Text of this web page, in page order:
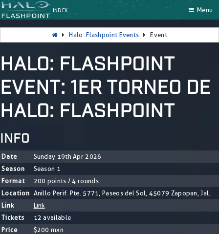
INDEX Menu
Halo: Flashpoint Events Event
HALO: FLASHPOINT
EVENT: 1ER TORNEO DE
HALO: FLASHPOINT
INFO
Date
Sunday 19th Apr 2026
Season
Season 1
Format
200 points / 4 rounds
Location Anillo Perif. Pte. 5771, Paseos del Sol, 45079 Zapopan, Jal.
Link
Link
Tickets
12 available
Price
$200 mxn